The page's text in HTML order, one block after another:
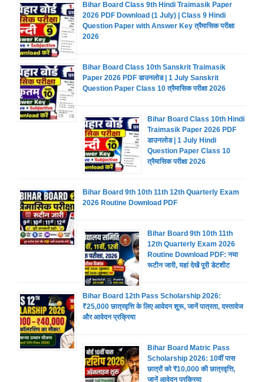
Bihar Board Class 9th Hindi Traimasik Paper
2026 PDF Download (1 July) | Class 9 Hindi
Question Paper with Answer Key त्रैमासिक परीक्षा
2026
Bihar Board Class 10th Sanskrit Traimasik
Paper 2026 PDF डाउनलोड | 1 July Sanskrit
Question Paper Class 10 त्रैमासिक परीक्षा 2026
Bihar Board Class 10th Hindi
Traimasik Paper 2026 PDF
डाउनलोड | 1 July Hindi
Question Paper Class 10
त्रैमासिक परीक्षा 2026
Bihar Board 9th 10th 11th 12th Quarterly Exam
2026 Routine Download PDF
Bihar Board 9th 10th 11th
12th Quarterly Exam 2026
Routine Download PDF: नया
रूटीन जारी, यहां देखें पूरी डेटशीट
Bihar Board 12th Pass Scholarship 2026:
₹25,000 छात्रवृत्ति के लिए आवेदन शुरू, जानें पात्रता, दस्तावेज
और आवेदन प्रक्रिया
Bihar Board Matric Pass
Scholarship 2026: 10वीं पास
छात्रों को ₹10,000 की छात्रवृत्ति,
जानें आवेदन प्रक्रिया